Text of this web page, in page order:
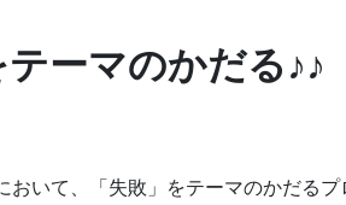
ーマのかだる♪♪
おいて、「失敗」をテーマのかだる